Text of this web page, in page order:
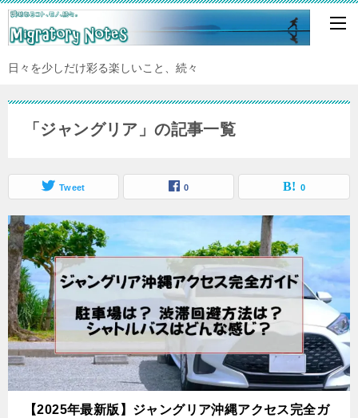
日々を少しだけ彩る楽しいこと、続々
「ジャングリア」の記事一覧
Tweet 0 0
【2025年最新版】ジャングリア沖縄アクセス完全ガ